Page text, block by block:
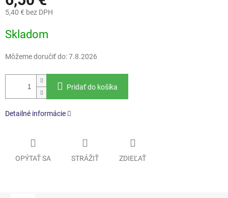
5,40 € bez DPH
cena:
Skladom
Môžeme doručiť do:7.8.2026
Pridať do košíka
Detailné informácie
OPÝTAŤ SA STRÁŽIŤ ZDIEĽAŤ